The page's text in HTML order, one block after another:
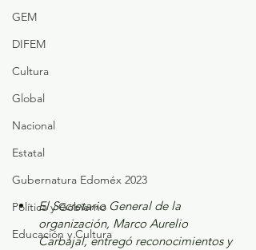
GEM
DIFEM
Cultura
Global
Nacional
Estatal
Gubernatura Edoméx 2023
Política y Gobierno
Educación y Cultura
El Secretario General de la
organización, Marco Aurelio
Carbajal, entregó reconocimientos y